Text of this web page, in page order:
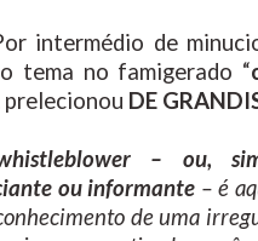
intermédio de
tema no famigerado “
prelecionou DE
– ou,
ou informante – é
de uma